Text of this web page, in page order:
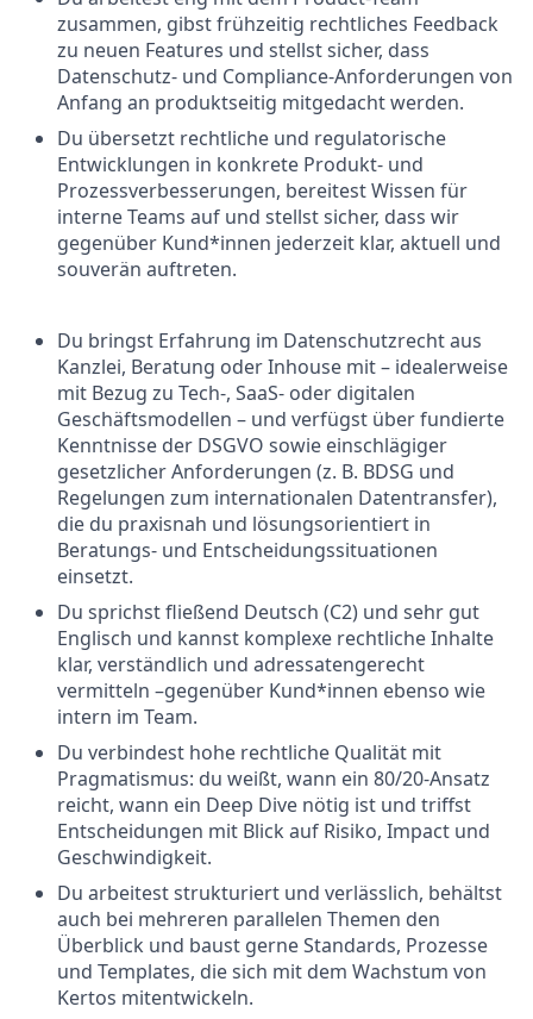
zusammen, gibst frühzeitig rechtliches Feedback
zu neuen Features und stellst sicher, dass
Datenschutz- und Compliance-Anforderungen von
Anfang an produktseitig mitgedacht werden.
Du übersetzt rechtliche und regulatorische
Entwicklungen in konkrete Produkt- und
Prozessverbesserungen, bereitest Wissen für
interne Teams auf und stellst sicher, dass wir
gegenüber Kund*innen jederzeit klar, aktuell und
souverän auftreten.
Du bringst Erfahrung im Datenschutzrecht aus
Kanzlei, Beratung oder Inhouse mit – idealerweise
mit Bezug zu Tech-, SaaS- oder digitalen
Geschäftsmodellen – und verfügst über fundierte
Kenntnisse der DSGVO sowie einschlägiger
gesetzlicher Anforderungen (z. B. BDSG und
Regelungen zum internationalen Datentransfer),
die du praxisnah und lösungsorientiert in
Beratungs- und Entscheidungssituationen
einsetzt.
Du sprichst fließend Deutsch (C2) und sehr gut
Englisch und kannst komplexe rechtliche Inhalte
klar, verständlich und adressatengerecht
vermitteln –gegenüber Kund*innen ebenso wie
intern im Team.
Du verbindest hohe rechtliche Qualität mit
Pragmatismus: du weißt, wann ein 80/20-Ansatz
reicht, wann ein Deep Dive nötig ist und triffst
Entscheidungen mit Blick auf Risiko, Impact und
Geschwindigkeit.
Du arbeitest strukturiert und verlässlich, behältst
auch bei mehreren parallelen Themen den
Überblick und baust gerne Standards, Prozesse
und Templates, die sich mit dem Wachstum von
Kertos mitentwickeln.